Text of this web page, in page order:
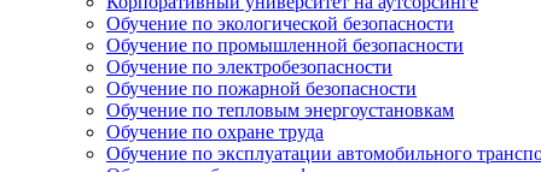
Обучение по экологической безопасности
Обучение по промышленной безопасности
Обучение по электробезопасности
Обучение по пожарной безопасности
Обучение по тепловым энергоустановкам
Обучение по охране труда
Обучение по эксплуатации автомобильного